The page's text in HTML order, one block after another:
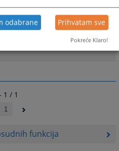
funkcija
i tužilaštva
1 / 1
1
odabrane Prihvatam sve
Pokreće Klaro!